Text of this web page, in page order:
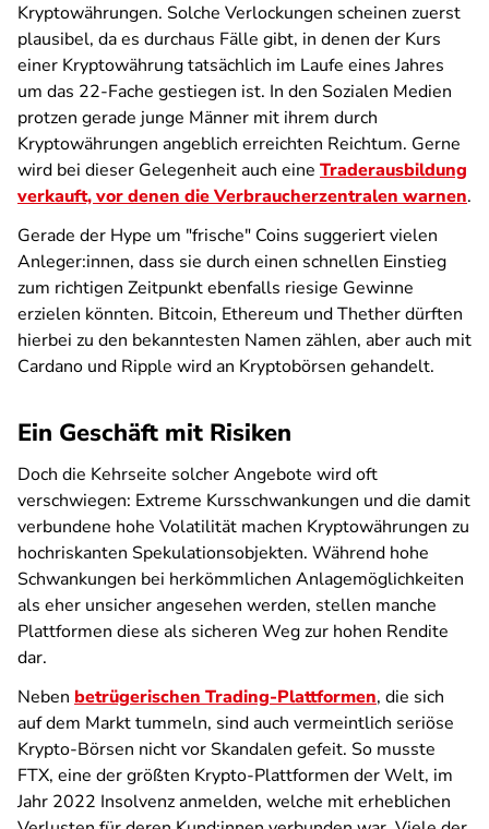
Kryptowährungen. Solche Verlockungen scheinen zuerst
plausibel, da es durchaus Fälle gibt, in denen der Kurs
einer Kryptowährung tatsächlich im Laufe eines Jahres
um das 22-Fache gestiegen ist. In den Sozialen Medien
protzen gerade junge Männer mit ihrem durch
Kryptowährungen angeblich erreichten Reichtum. Gerne
wird bei dieser Gelegenheit auch eine Traderausbildung
verkauft, vor denen die Verbraucherzentralen warnen.
Gerade der Hype um "frische" Coins suggeriert vielen
Anleger:innen, dass sie durch einen schnellen Einstieg
zum richtigen Zeitpunkt ebenfalls riesige Gewinne
erzielen könnten. Bitcoin, Ethereum und Thether dürften
hierbei zu den bekanntesten Namen zählen, aber auch mit
Cardano und Ripple wird an Kryptobörsen gehandelt.
Ein Geschäft mit Risiken
Doch die Kehrseite solcher Angebote wird oft
verschwiegen: Extreme Kursschwankungen und die damit
verbundene hohe Volatilität machen Kryptowährungen zu
hochriskanten Spekulationsobjekten. Während hohe
Schwankungen bei herkömmlichen Anlagemöglichkeiten
als eher unsicher angesehen werden, stellen manche
Plattformen diese als sicheren Weg zur hohen Rendite
dar.
Neben betrügerischen Trading-Plattformen, die sich
auf dem Markt tummeln, sind auch vermeintlich seriöse
Krypto-Börsen nicht vor Skandalen gefeit. So musste
FTX, eine der größten Krypto-Plattformen der Welt, im
Jahr 2022 Insolvenz anmelden, welche mit erheblichen